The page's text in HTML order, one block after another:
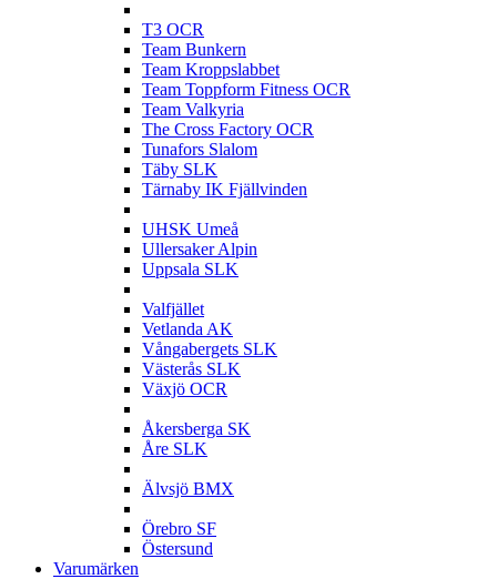
T3 OCR
Team Bunkern
Team Kroppslabbet
Team Toppform Fitness OCR
Team Valkyria
The Cross Factory OCR
Tunafors Slalom
Täby SLK
Tärnaby IK Fjällvinden
UHSK Umeå
Ullersaker Alpin
Uppsala SLK
Valfjället
Vetlanda AK
Vångabergets SLK
Västerås SLK
Växjö OCR
Åkersberga SK
Åre SLK
Älvsjö BMX
Örebro SF
Östersund
Varumärken